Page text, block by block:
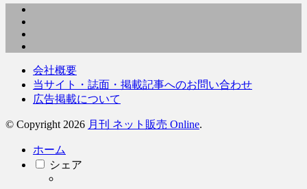
会社概要
当サイト・誌面・掲載記事へのお問い合わせ
広告掲載について
© Copyright 2026 月刊 ネット販売 Online.
ホーム
シェア